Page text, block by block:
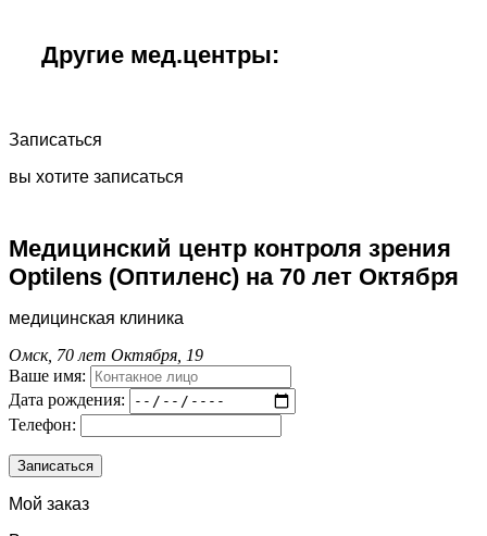
Другие мед.центры:
Записаться
вы хотите записаться
Медицинский центр контроля зрения
Optilens (Оптиленс) на 70 лет Октября
медицинская клиника
Омск, 70 лет Октября, 19
Ваше имя:
Дата рождения:
Телефон:
Мой заказ